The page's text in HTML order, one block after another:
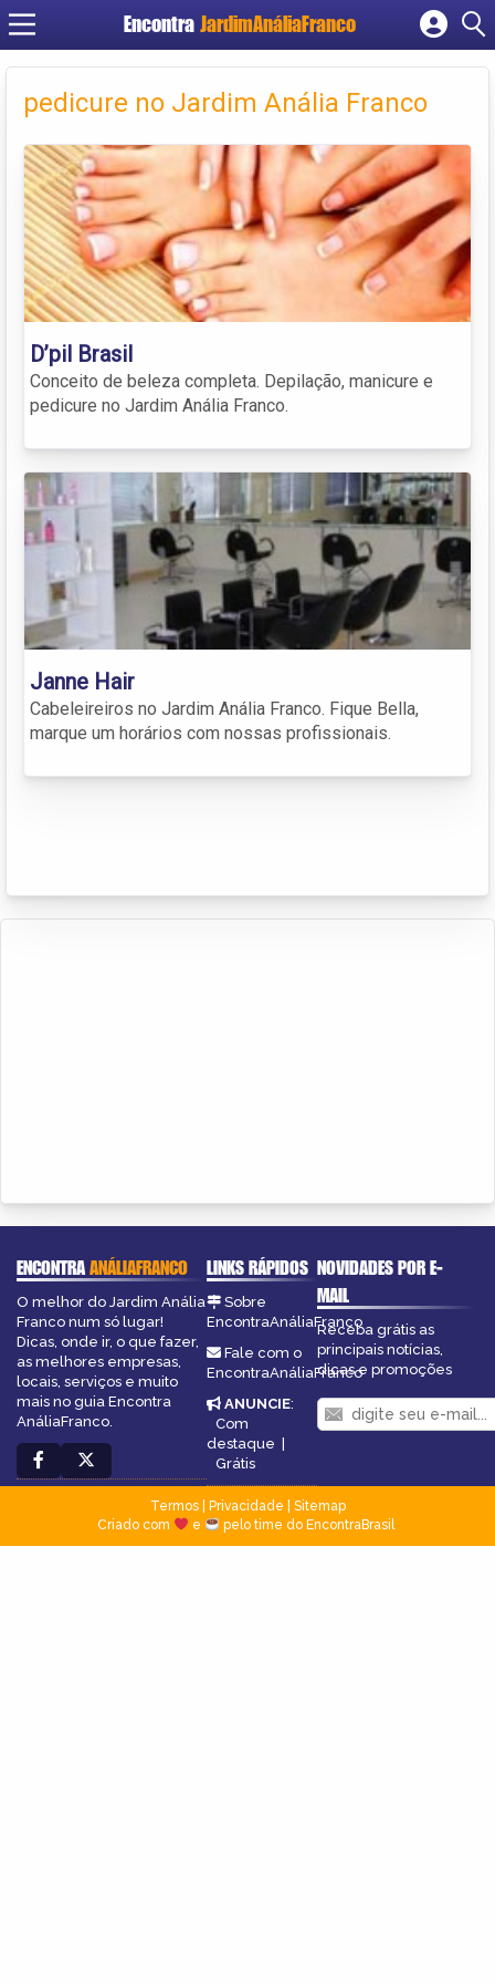
Encontra JardimAnáliaFranco
Cadastrar empresa
Criar conta
pedicure no Jardim Anália Franco
D’pil Brasil
Conceito de beleza completa. Depilação, manicure e
pedicure no Jardim Anália Franco.
Janne Hair
Cabeleireiros no Jardim Anália Franco. Fique Bella,
marque um horários com nossas profissionais.
ENCONTRAANÁLIAFRANCO
O melhor do Jardim Anália
Franco num só lugar!
Dicas, onde ir, o que fazer,
as melhores empresas,
locais, serviços e muito
mais no guia Encontra
AnáliaFranco.
LINKS RÁPIDOS
Sobre
EncontraAnáliaFranco
Fale com o
EncontraAnáliaFranco
ANUNCIE:
Com
destaque |
Grátis
NOVIDADES POR E-
MAIL
Receba grátis as
principais notícias,
dicas e promoções
Termos| Privacidade
Sitemap
Criado com
e pelo time do EncontraBrasil